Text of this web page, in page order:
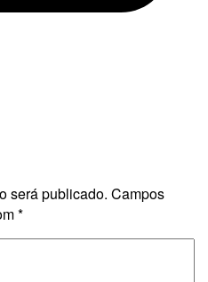
será publicado. Campos
*